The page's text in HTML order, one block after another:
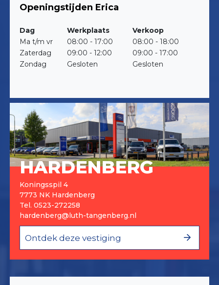
Openingstijden Erica
Dag Werkplaats
Verkoop
Ma t/m vr
08:00 - 17:00
08:00 - 18:00
Zaterdag
09:00 - 12:00
09:00 - 17:00
Zondag
Gesloten Gesloten
HARDENBERG
Koningsspil 4
7773 NK Hardenberg
Tel. 0523-272258
hardenberg@luth-tangenberg.nl
Ontdek deze vestiging